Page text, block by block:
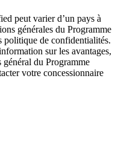
peut varier d’un pays à
générales du Programme
de confidentialités.
sur les avantages,
du Programme
votre concessionnaire